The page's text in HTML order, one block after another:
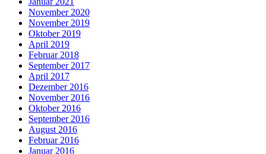
November 2020
November 2019
Oktober 2019
April 2019
Februar 2018
September 2017
April 2017
Dezember 2016
November 2016
Oktober 2016
September 2016
August 2016
Februar 2016
Januar 2016